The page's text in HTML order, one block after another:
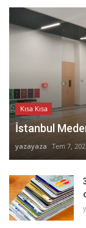
Kısa Kısa
İstanbul
yazayaza Tem 7,